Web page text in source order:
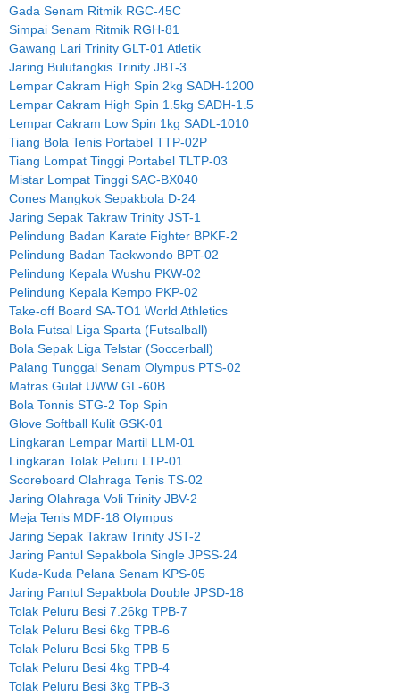
Gada Senam Ritmik RGC-45C
Simpai Senam Ritmik RGH-81
Gawang Lari Trinity GLT-01 Atletik
Jaring Bulutangkis Trinity JBT-3
Lempar Cakram High Spin 2kg SADH-1200
Lempar Cakram High Spin 1.5kg SADH-1.5
Lempar Cakram Low Spin 1kg SADL-1010
Tiang Bola Tenis Portabel TTP-02P
Tiang Lompat Tinggi Portabel TLTP-03
Mistar Lompat Tinggi SAC-BX040
Cones Mangkok Sepakbola D-24
Jaring Sepak Takraw Trinity JST-1
Pelindung Badan Karate Fighter BPKF-2
Pelindung Badan Taekwondo BPT-02
Pelindung Kepala Wushu PKW-02
Pelindung Kepala Kempo PKP-02
Take-off Board SA-TO1 World Athletics
Bola Futsal Liga Sparta (Futsalball)
Bola Sepak Liga Telstar (Soccerball)
Palang Tunggal Senam Olympus PTS-02
Matras Gulat UWW GL-60B
Bola Tonnis STG-2 Top Spin
Glove Softball Kulit GSK-01
Lingkaran Lempar Martil LLM-01
Lingkaran Tolak Peluru LTP-01
Scoreboard Olahraga Tenis TS-02
Jaring Olahraga Voli Trinity JBV-2
Meja Tenis MDF-18 Olympus
Jaring Sepak Takraw Trinity JST-2
Jaring Pantul Sepakbola Single JPSS-24
Kuda-Kuda Pelana Senam KPS-05
Jaring Pantul Sepakbola Double JPSD-18
Tolak Peluru Besi 7.26kg TPB-7
Tolak Peluru Besi 6kg TPB-6
Tolak Peluru Besi 5kg TPB-5
Tolak Peluru Besi 4kg TPB-4
Tolak Peluru Besi 3kg TPB-3